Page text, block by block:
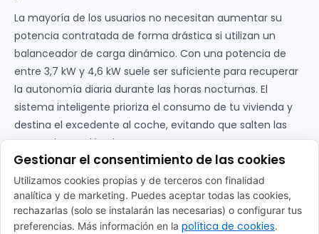
La mayoría de los usuarios no necesitan aumentar su
potencia contratada de forma drástica si utilizan un
balanceador de carga dinámico. Con una potencia de
entre 3,7 kW y 4,6 kW suele ser suficiente para recuperar
la autonomía diaria durante las horas nocturnas. El
sistema inteligente prioriza el consumo de tu vivienda y
destina el excedente al coche, evitando que salten las
protecciones eléctricas.
¿Tengo que cambiar el contador
de mi casa para poner el
cargador en el garaje?
Gestionar el consentimiento de las cookies
Utilizamos cookies propias y de terceros con finalidad
analítica y de marketing. Puedes aceptar todas las cookies,
rechazarlas (solo se instalarán las necesarias) o configurar tus
preferencias. Más información en la política de cookies.